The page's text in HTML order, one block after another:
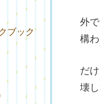
外
構
だ
壊
ブック